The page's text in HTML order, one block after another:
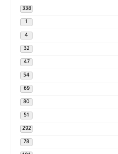
338
1
4
32
47
54
69
80
51
292
78